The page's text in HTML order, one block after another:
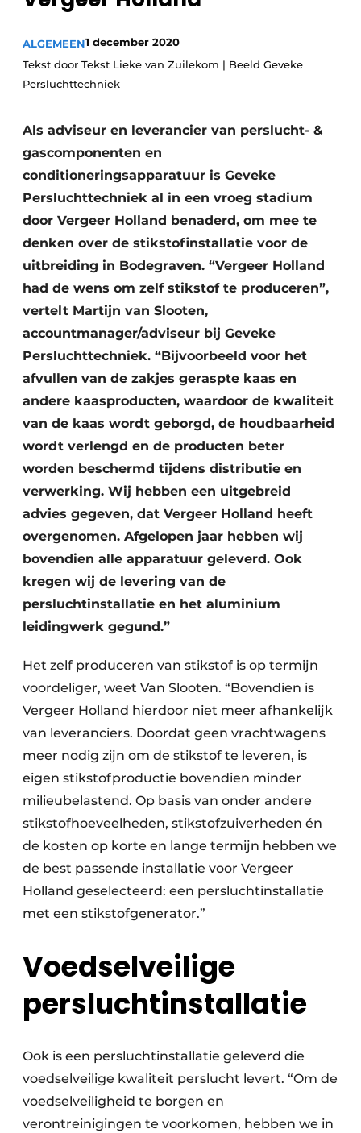
Video’s
ALGEMEEN1 december 2020
Tekst door Tekst Lieke van Zuilekom | Beeld Geveke
Persluchttechniek
Als adviseur en leverancier van perslucht- &
gascomponenten en
conditioneringsapparatuur is Geveke
Persluchttechniek al in een vroeg stadium
door Vergeer Holland benaderd, om mee te
denken over de stikstofinstallatie voor de
uitbreiding in Bodegraven. “Vergeer Holland
had de wens om zelf stikstof te produceren”,
vertelt Martijn van Slooten,
accountmanager/adviseur bij Geveke
Persluchttechniek. “Bijvoorbeeld voor het
afvullen van de zakjes geraspte kaas en
andere kaasproducten, waardoor de kwaliteit
van de kaas wordt geborgd, de houdbaarheid
wordt verlengd en de producten beter
worden beschermd tijdens distributie en
verwerking. Wij hebben een uitgebreid
advies gegeven, dat Vergeer Holland heeft
overgenomen. Afgelopen jaar hebben wij
bovendien alle apparatuur geleverd. Ook
kregen wij de levering van de
persluchtinstallatie en het aluminium
leidingwerk gegund.”
Het zelf produceren van stikstof is op termijn
voordeliger, weet Van Slooten. “Bovendien is
Vergeer Holland hierdoor niet meer afhankelijk
van leveranciers. Doordat geen vrachtwagens
meer nodig zijn om de stikstof te leveren, is
eigen stikstofproductie bovendien minder
milieubelastend. Op basis van onder andere
stikstofhoeveelheden, stikstofzuiverheden én
de kosten op korte en lange termijn hebben we
de best passende installatie voor Vergeer
Holland geselecteerd: een persluchtinstallatie
met een stikstofgenerator.”
Voedselveilige
persluchtinstallatie
Ook is een persluchtinstallatie geleverd die
voedselveilige kwaliteit perslucht levert. “Om de
voedselveiligheid te borgen en
verontreinigingen te voorkomen, hebben we in